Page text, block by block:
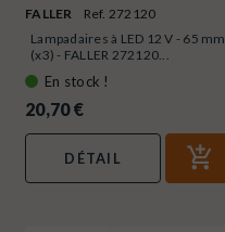
FALLER
Ref. 272120
Lampadaires à LED 12 V - 65 mm
(x3) - FALLER 272120...
En stock !
20,70 €
DÉTAIL